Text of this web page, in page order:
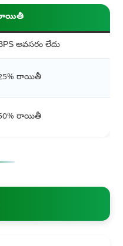
అవసరం లేదు
రాయితీ
రాయితీ